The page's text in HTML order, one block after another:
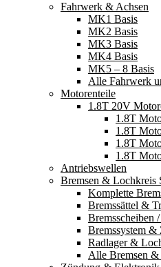
Fahrwerk & Achsen
MK1 Basis
MK2 Basis
MK3 Basis
MK4 Basis
MK5 – 8 Basis
Alle Fahrwerk
Motorenteile
1.8T 20V
1.8T
1.8T
1.8T
1.8T
Antriebswellen
Bremsen & Lochkreis
Komplette
Bremssättel &
Bremsscheiben
Bremssystem &
Radlager &
Alle Bremsen